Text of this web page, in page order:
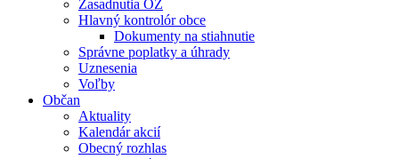
Zasadnutia OZ
Hlavný kontrolór obce
Dokumenty na stiahnutie
Správne poplatky a úhrady
Uznesenia
Voľby
Občan
Aktuality
Kalendár akcií
Obecný rozhlas